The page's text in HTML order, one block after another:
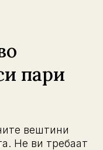
пари
вештини
Не ви требаат